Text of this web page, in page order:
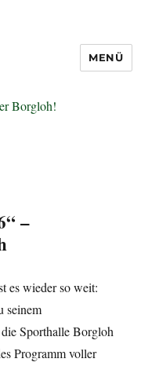
Blasorchester
MENÜ
–
es wieder so weit:
seinem
Sporthalle Borgloh
Programm voller